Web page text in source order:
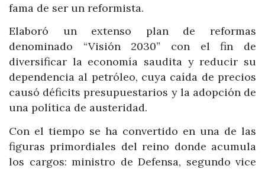
fama de ser un reformista.
Elaboró un extenso plan de reformas
denominado “Visión 2030” con el fin de
diversificar la economía saudita y reducir su
dependencia al petróleo, cuya caída de precios
causó déficits presupuestarios y la adopción de
una política de austeridad.
Con el tiempo se ha convertido en una de las
figuras primordiales del reino donde acumula
los cargos: ministro de Defensa, segundo vice